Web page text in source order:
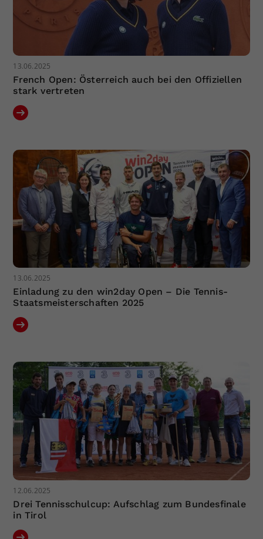
13.06.2025
French Open: Österreich auch bei den Offiziellen
stark vertreten
13.06.2025
Einladung zu den win2day Open – Die Tennis-
Staatsmeisterschaften 2025
12.06.2025
Drei Tennisschulcup: Aufschlag zum Bundesfinale
in Tirol